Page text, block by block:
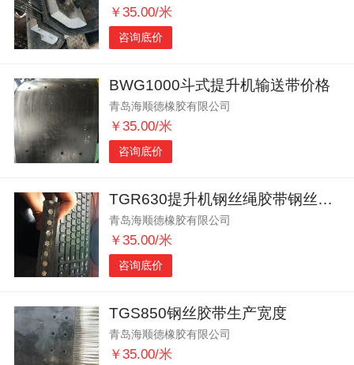
￥35.00/米
咨询底价
BWG1000斗式提升机输送带价格
青岛海顺德橡胶有限公司
￥35.00/米
咨询底价
TGR630提升机钢丝绳胶带钢丝根数
青岛海顺德橡胶有限公司
￥35.00/米
咨询底价
TGS850钢丝胶带生产宽度
青岛海顺德橡胶有限公司
￥35.00/米